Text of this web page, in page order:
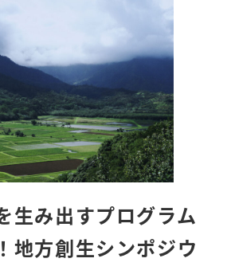
生み出すプログラム
地方創生シンポジウ